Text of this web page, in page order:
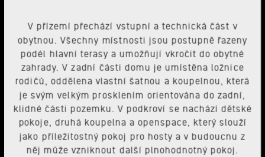
V přízemí přechází vstupní a technická část v
obytnou. Všechny místnosti jsou postupně řazeny
podél hlavní terasy a umožňují vkročit do obytné
zahrady. V zadní části domu je umístěna ložnice
rodičů, oddělena vlastní šatnou a koupelnou, která
je svým velkým prosklením orientována do zadní,
klidné části pozemku. V podkroví se nachází dětské
pokoje, druhá koupelna a openspace, který slouží
jako příležitostný pokoj pro hosty a v budoucnu z
něj může vzniknout další plnohodnotný pokoj.